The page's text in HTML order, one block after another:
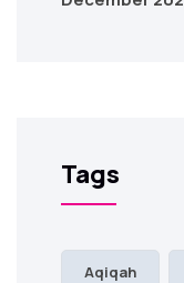
Tags
Aqiqah